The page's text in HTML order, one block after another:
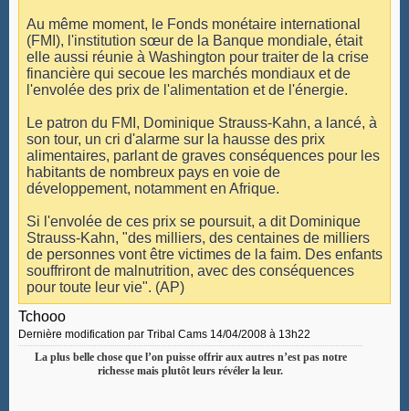
Au même moment, le Fonds monétaire international
(FMI), l'institution sœur de la Banque mondiale, était
elle aussi réunie à Washington pour traiter de la crise
financière qui secoue les marchés mondiaux et de
l'envolée des prix de l'alimentation et de l'énergie.
Le patron du FMI, Dominique Strauss-Kahn, a lancé, à
son tour, un cri d'alarme sur la hausse des prix
alimentaires, parlant de graves conséquences pour les
habitants de nombreux pays en voie de
développement, notamment en Afrique.
Si l'envolée de ces prix se poursuit, a dit Dominique
Strauss-Kahn, "des milliers, des centaines de milliers
de personnes vont être victimes de la faim. Des enfants
souffriront de malnutrition, avec des conséquences
pour toute leur vie". (AP)
Tchooo
Dernière modification par Tribal Cams 14/04/2008 à 13h22
La plus belle chose que l’on puisse offrir aux autres n’est pas notre
richesse mais plutôt leurs révéler la leur.